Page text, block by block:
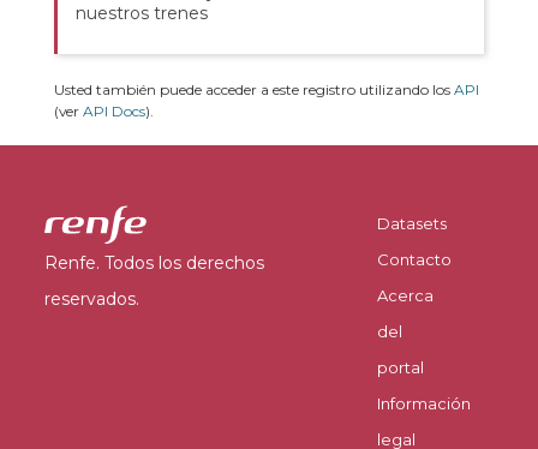
nuestros trenes
Usted también puede acceder a este registro utilizando los API
(ver API Docs).
Renfe. Todos los derechos
reservados.
Datasets
Contacto
Acerca
del
portal
Información
legal